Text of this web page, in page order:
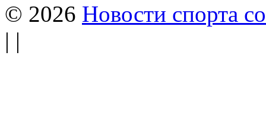
© 2026 Новости спорта
| |